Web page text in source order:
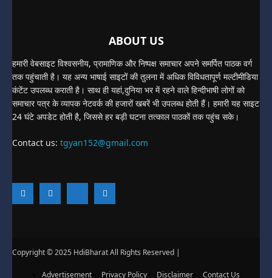
ABOUT US
हमारी वेबसाइट विश्वसनीय, प्रामाणिक और निष्पक्ष समाचार अपने समर्पित पाठक वर्ग
तक पहुंचाती है। यह अन्य भाषाई साइटों की तुलना में अधिक विविधतापूर्ण मल्टीमीडिया
कंटेंट उपलब्ध कराती है। साथ ही यहां,दुनिया भर में रहने वाले हिन्दीभाषी लोगों को
समाचार पत्र के व्यापक नेटवर्क की हजारों खबरें भी उपलब्ध होती हैं। हमारी यह साइट
24 घंटे अपडेट होती है, जिससे हर बड़ी घटना तत्काल पाठकों तक पहुंच सके।
Contact us: tgyan152@gmail.com
Copyright © 2025 HdiBharat All Rights Reserved |
Advertisement Privacy Policy Disclaimer Contact Us